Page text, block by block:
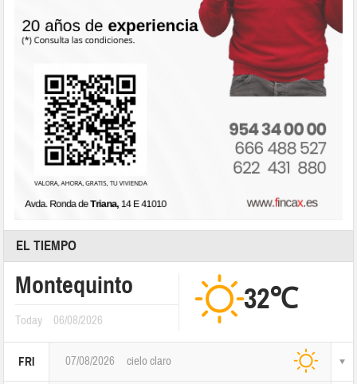
EL TIEMPO
Montequinto
Today 06/08/2026
32℃
FRI 07/08/2026 cielo claro